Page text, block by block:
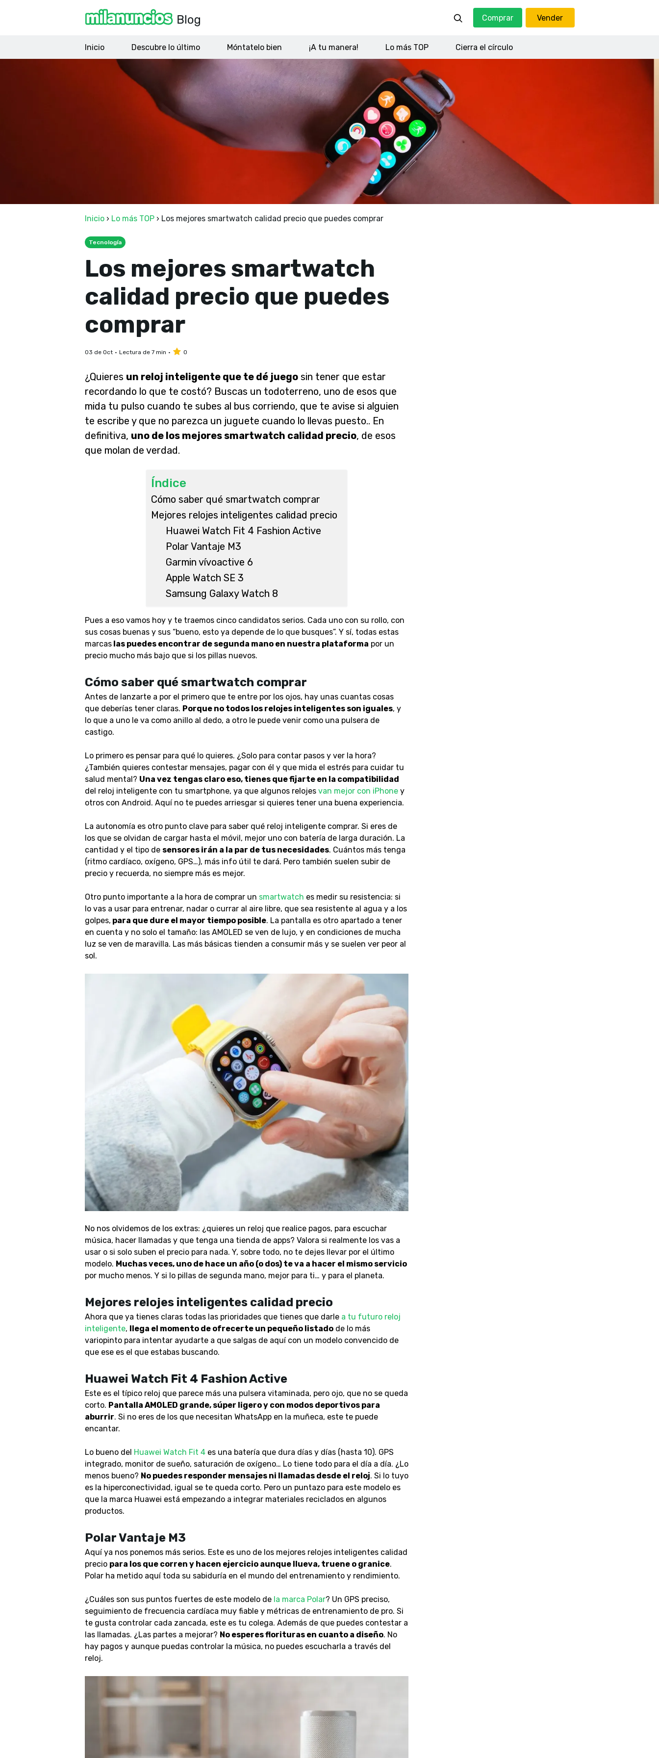
Comprar Vender
Inicio Descubre lo último Móntatelo bien ¡A tu manera! Lo más TOP Cierra el círculo
Inicio › Lo más TOP › Los mejores smartwatch calidad precio que puedes comprar
Tecnología
Los mejores smartwatch
calidad precio que puedes
comprar
03 de Oct Lectura de 7 min 0
¿Quieres un reloj inteligente que te dé juegosin tener que estar
recordando lo que te costó? Buscas un todoterreno, uno de esos que
mida tu pulso cuando te subes al bus corriendo, que te avise si alguien
te escribe y que no parezca un juguete cuando lo llevas puesto.. En
definitiva, uno de los mejores smartwatch calidad precio, de esos
que molan de verdad.
Índice
Cómo saber qué smartwatch comprar
Mejores relojes inteligentes calidad precio
Huawei Watch Fit 4 Fashion Active
Polar Vantaje M3
Garmin vívoactive 6
Apple Watch SE 3
Samsung Galaxy Watch 8
Pues a eso vamos hoy y te traemos cinco candidatos serios. Cada uno con su rollo, con
sus cosas buenas y sus “bueno, esto ya depende de lo que busques”. Y sí, todas estas
marcaslas puedes encontrar de segunda mano en nuestra plataforma por un
precio mucho más bajo que si los pillas nuevos.
Cómo saber qué smartwatch comprar
Antes de lanzarte a por el primero que te entre por los ojos, hay unas cuantas cosas
que deberías tener claras. Porque no todos los relojes inteligentes son iguales, y
lo que a uno le va como anillo al dedo, a otro le puede venir como una pulsera de
castigo.
Lo primero es pensar para qué lo quieres. ¿Solo para contar pasos y ver la hora?
¿También quieres contestar mensajes, pagar con él y que mida el estrés para cuidar tu
salud mental? Una vez tengas claro eso, tienes que fijarte en la compatibilidad
del reloj inteligente con tu smartphone, ya que algunos relojes van mejor con iPhoney
otros con Android. Aquí no te puedes arriesgar si quieres tener una buena experiencia.
La autonomía es otro punto clavepara saber qué reloj inteligente comprar. Si eres de
los que se olvidan de cargar hasta el móvil, mejor uno con batería de larga duración. La
cantidad y el tipo de sensores irán a la par de tus necesidades. Cuántos más tenga
(ritmo cardíaco, oxígeno, GPS…), más info útil te dará. Pero también suelen subir de
precio y recuerda, no siempre más es mejor.
Otro punto importante a la hora de comprar un smartwatch es medir su resistencia: si
lo vas a usar para entrenar, nadar o currar al aire libre, que sea resistente al agua y a los
golpes, para que dure el mayor tiempo posible. La pantalla es otro apartado a tener
en cuenta y no solo el tamaño: las AMOLED se ven de lujo, y en condiciones de mucha
luz se ven de maravilla. Las más básicas tienden a consumir más y se suelen ver peor al
sol.
No nos olvidemos de los extras: ¿quieres un reloj que realice pagos, para escuchar
música, hacer llamadas y que tenga una tienda de apps? Valora si realmente los vas a
usar o si solo suben el precio para nada. Y, sobre todo, no te dejes llevar por el último
modelo. Muchas veces, uno de hace un año (o dos) te va a hacer el mismo servicio
por mucho menos. Y si lo pillas de segunda mano, mejor para ti… y para el planeta.
Mejores relojes inteligentes calidad precio
Ahora que ya tienes claras todas las prioridades que tienes que darle a tu futuro reloj
inteligente, llega el momento de ofrecerte un pequeño listadode lo más
variopinto para intentar ayudarte a que salgas de aquí con un modelo convencido de
que ese es el que estabas buscando.
Huawei Watch Fit 4 Fashion Active
Este es el típico reloj que parece más una pulsera vitaminada, pero ojo, que no se queda
corto. Pantalla AMOLED grande, súper ligero y con modos deportivos para
aburrir. Si no eres de los que necesitan WhatsApp en la muñeca, este te puede
encantar.
Lo bueno del Huawei Watch Fit 4es una batería que dura días y días (hasta 10). GPS
integrado, monitor de sueño, saturación de oxígeno… Lo tiene todo para el día a día. ¿Lo
menos bueno? No puedes responder mensajes ni llamadas desde el reloj. Si lo tuyo
es la hiperconectividad, igual se te queda corto. Pero un puntazo para este modelo es
que la marca Huawei está empezando a integrar materiales reciclados en algunos
productos.
Polar Vantaje M3
Aquí ya nos ponemos más serios. Este es uno de los mejores relojes inteligentes calidad
precio para los que corren y hacen ejercicio aunque llueva, truene o granice.
Polar ha metido aquí toda su sabiduría en el mundo del entrenamiento y rendimiento.
¿Cuáles son sus puntos fuertes de este modelo de la marca Polar? Un GPS preciso,
seguimiento de frecuencia cardíaca muy fiable y métricas de entrenamiento de pro. Si
te gusta controlar cada zancada, este es tu colega. Además de que puedes contestar a
las llamadas. ¿Las partes a mejorar? No esperes florituras en cuanto a diseño. No
hay pagos y aunque puedas controlar la música, no puedes escucharla a través del
reloj.